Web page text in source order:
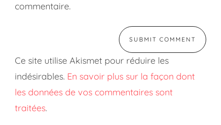
commentaire.
Ce site utilise Akismet pour réduire les
indésirables. En savoir plus sur la façon dont
les données de vos commentaires sont
traitées.